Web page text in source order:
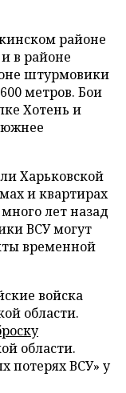
районе
в районе
штурмовики
метров. Бои
Хотень и
южнее
Харьковской
и квартирах
лет назад
ВСУ могут
временной
войска
области.
области.
потерях ВСУ» у